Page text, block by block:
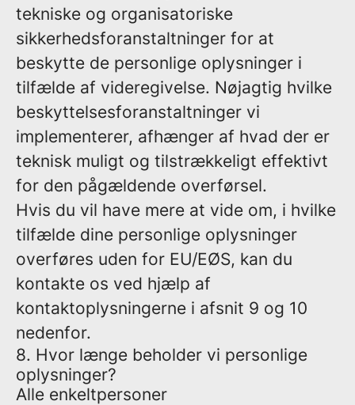
tekniske og organisatoriske
sikkerhedsforanstaltninger for at
beskytte de personlige oplysninger i
tilfælde af videregivelse. Nøjagtig hvilke
beskyttelsesforanstaltninger vi
implementerer, afhænger af hvad der er
teknisk muligt og tilstrækkeligt effektivt
for den pågældende overførsel.
Hvis du vil have mere at vide om, i hvilke
tilfælde dine personlige oplysninger
overføres uden for EU/EØS, kan du
kontakte os ved hjælp af
kontaktoplysningerne i afsnit 9 og 10
nedenfor.
8. Hvor længe beholder vi personlige
oplysninger?
Alle enkeltpersoner